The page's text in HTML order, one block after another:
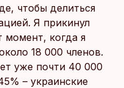
чтобы делиться
Я прикинул
момент, когда я
18 000 членов.
уже почти 40 000
– украинские